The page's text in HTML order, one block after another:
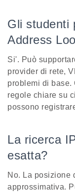
Gli studenti
Address
Si'. Può
provider di rete,
problemi di
regole chiare su
possono
La ricerca
esatta?
No. La posizione
approssimativa.